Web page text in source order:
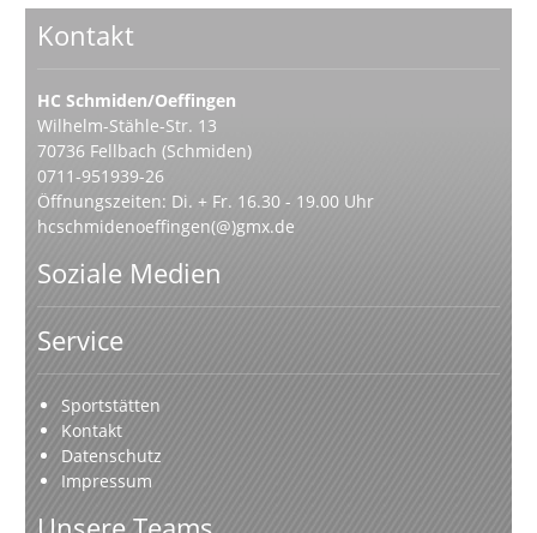
Kontakt
HC Schmiden/Oeffingen
Wilhelm-Stähle-Str. 13
70736 Fellbach (Schmiden)
0711-951939-26
Öffnungszeiten: Di. + Fr. 16.30 - 19.00 Uhr
hcschmidenoeffingen(@)gmx.de
Soziale Medien
Service
Sportstätten
Kontakt
Datenschutz
Impressum